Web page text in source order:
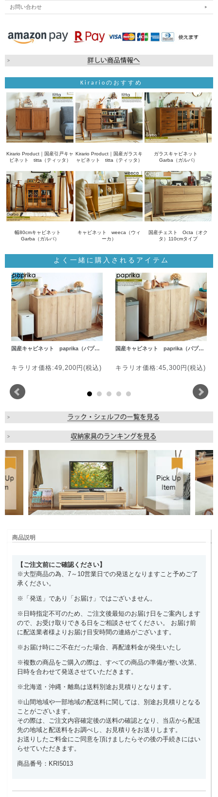
お問い合わせ
Kirarioのおすすめ
Kirario Product｜国産引戸キャ
ビネット titta（ティッタ）
Kirario Product｜国産ガラスキ
ャビネット titta（ティッタ）
ガラスキャビネット
Garba（ガルバ）
幅80cmキャビネット
Garba（ガルバ）
キャビネット weeca（ウィ
ーカ）
国産チェスト Octa（オク
タ）110cmタイプ
よく一緒に購入されるアイテム
国産キャビネット paprika（パプ…
キラリオ価格:49,200円(税込)
国産キャビネット paprika（パプ…
キラリオ価格:45,300円(税込)
商品説明
【ご注文前にご確認ください】
※大型商品の為、7～10営業日での発送となりますこと予めご了
承ください。
※「発送」であり「お届け」ではございません。
※日時指定不可のため、ご注文後最短のお届け日をご案内します
ので、お受け取りできる日をご相談させてください。 お届け前
に配送業者様よりお届け目安時間の連絡がございます。
※お届け時にご不在だった場合、再配達料金が発生いたし
※複数の商品をご購入の際は、すべての商品の準備が整い次第、
日時を合わせて発送させていただきます。
※北海道・沖縄・離島は送料別途お見積りとなります。
※山間地域や一部地域の配送料に関しては、別途お見積りとなる
ことがございます。
その際は、ご注文内容確定後の送料の確認となり、当店から配送
先の地域と配送料をお調べし、お見積りをお送りします。
お送りしたご料金にご同意を頂けましたらその後の手続きにはい
らせていただきます。
商品番号：KRI5013